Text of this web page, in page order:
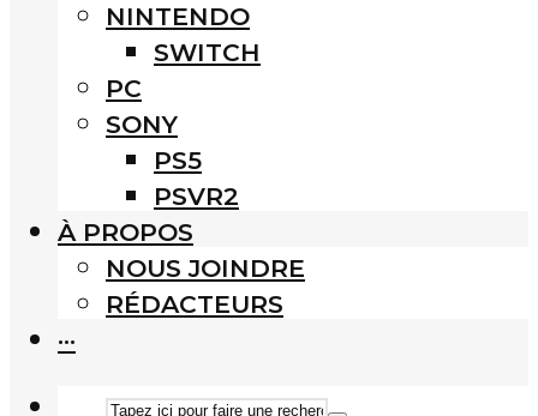
NINTENDO
SWITCH
PC
SONY
PS5
PSVR2
À PROPOS
NOUS JOINDRE
RÉDACTEURS
···